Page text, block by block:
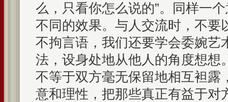
么，只看你怎么说的”。同样一
不同的效果。与人交流时，不要
不拘言语，我们还要学会委婉艺
法，设身处地从他人的角度想想
不等于双方毫无保留地相互袒露
意和理性，把那些真正有益于对